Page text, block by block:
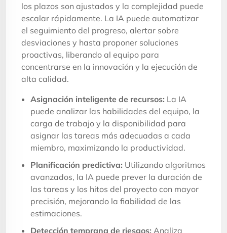
los plazos son ajustados y la complejidad puede
escalar rápidamente. La IA puede automatizar
el seguimiento del progreso, alertar sobre
desviaciones y hasta proponer soluciones
proactivas, liberando al equipo para
concentrarse en la innovación y la ejecución de
alta calidad.
Asignación inteligente de recursos: La IA
puede analizar las habilidades del equipo, la
carga de trabajo y la disponibilidad para
asignar las tareas más adecuadas a cada
miembro, maximizando la productividad.
Planificación predictiva: Utilizando algoritmos
avanzados, la IA puede prever la duración de
las tareas y los hitos del proyecto con mayor
precisión, mejorando la fiabilidad de las
estimaciones.
Detección temprana de riesgos: Analiza